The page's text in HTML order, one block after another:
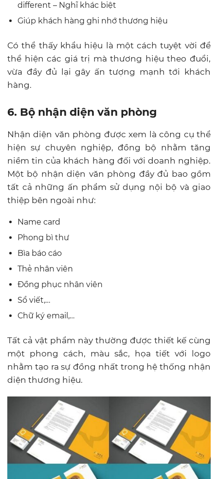
different – Nghĩ khác biệt
Giúp khách hàng ghi nhớ thương hiệu
Có thể thấy khẩu hiệu là một cách tuyệt vời để
thể hiện các giá trị mà thương hiệu theo đuổi,
vừa đầy đủ lại gây ấn tượng mạnh tới khách
hàng.
6. Bộ nhận diện văn phòng
Nhận diện văn phòng được xem là công cụ thể
hiện sự chuyên nghiệp, đồng bộ nhằm tăng
niềm tin của khách hàng đối với doanh nghiệp.
Một bộ nhận diện văn phòng đầy đủ bao gồm
tất cả những ấn phẩm sử dụng nội bộ và giao
thiệp bên ngoài như:
Name card
Phong bì thư
Bìa báo cáo
Thẻ nhân viên
Đồng phục nhân viên
Sổ viết,…
Chữ ký email,…
Tất cả vật phẩm này thường được thiết kế cùng
một phong cách, màu sắc, họa tiết với logo
nhằm tạo ra sự đồng nhất trong hệ thống nhận
diện thương hiệu.